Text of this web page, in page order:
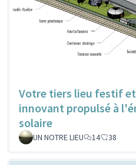
Votre tiers lieu festif et
innovant propulsé à
solaire
UN NOTRE LIEU 14 38